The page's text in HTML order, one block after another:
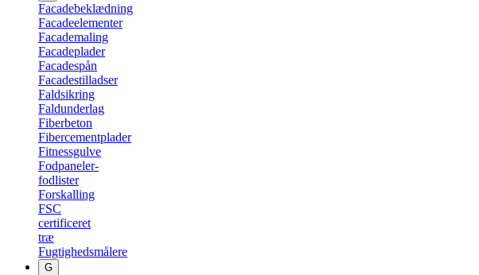
Facadebeklædning
Facadeelementer
Facademaling
Facadeplader
Facadespån
Facadestilladser
Faldsikring
Faldunderlag
Fiberbeton
Fibercementplader
Fitnessgulve
Fodpaneler-
fodlister
Forskalling
FSC
certificeret
træ
Fugtighedsmålere
G